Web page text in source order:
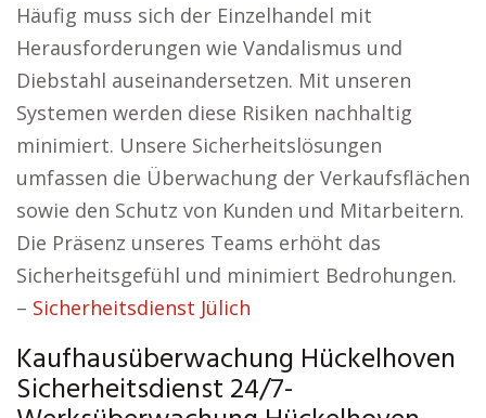
Häufig muss sich der Einzelhandel mit
Herausforderungen wie Vandalismus und
Diebstahl auseinandersetzen. Mit unseren
Systemen werden diese Risiken nachhaltig
minimiert. Unsere Sicherheitslösungen
umfassen die Überwachung der Verkaufsflächen
sowie den Schutz von Kunden und Mitarbeitern.
Die Präsenz unseres Teams erhöht das
Sicherheitsgefühl und minimiert Bedrohungen.
– Sicherheitsdienst Jülich
Kaufhausüberwachung Hückelhoven
Sicherheitsdienst 24/7-